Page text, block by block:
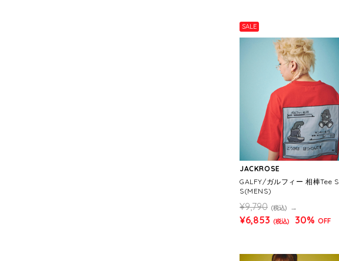
SALE
JACKROSE
GALFY/ガルフィー 相棒Tee S
S(MENS)
¥9,790 (税込)
¥6,853 (税込) 30% OFF